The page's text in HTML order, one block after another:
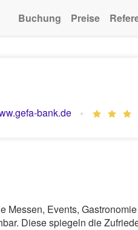
Buchung Preise
bank.de
Events,
Diese spiegeln die